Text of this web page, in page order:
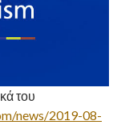
του
news/2019-08-